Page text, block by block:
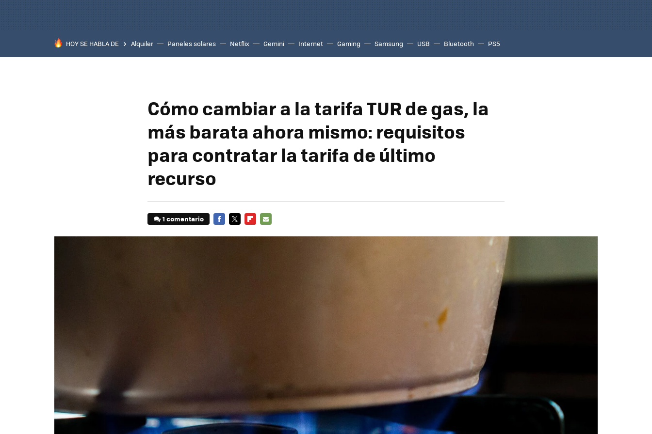
HOY SE HABLA DE Alquiler Paneles solares Netflix Gemini Internet Gaming Samsung USB Bluetooth PS5
Cómo cambiar a la tarifa TUR de gas, la
más barata ahora mismo: requisitos
para contratar la tarifa de último
recurso
1 comentario